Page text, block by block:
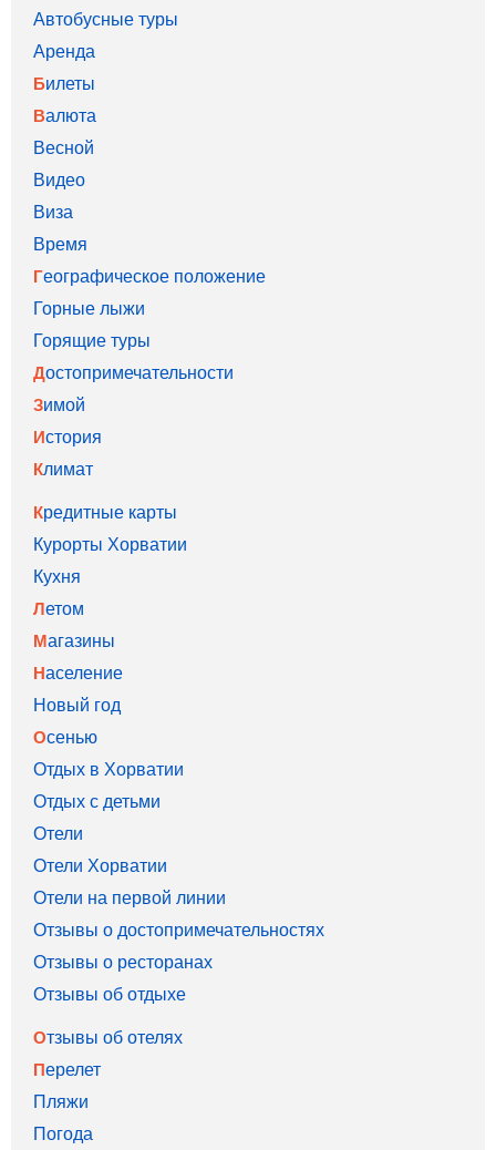
Автобусные туры
Аренда
Билеты
Валюта
Весной
Видео
Виза
Время
Географическое положение
Горные лыжи
Горящие туры
Достопримечательности
Зимой
История
Климат
Кредитные карты
Курорты Хорватии
Кухня
Летом
Магазины
Население
Новый год
Осенью
Отдых в Хорватии
Отдых с детьми
Отели
Отели Хорватии
Отели на первой линии
Отзывы о достопримечательностях
Отзывы о ресторанах
Отзывы об отдыхе
Отзывы об отелях
Перелет
Пляжи
Погода